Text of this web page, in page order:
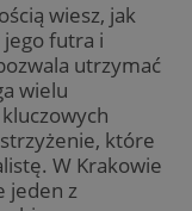
wiesz, jak
futra i
utrzymać
wielu
które
W Krakowie
jeden z